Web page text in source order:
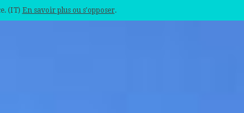
(IT) En savoir plus ou s'opposer.